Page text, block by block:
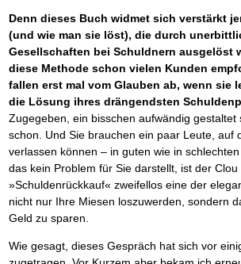
Denn dieses Buch widmet sich verstärkt
(und wie man sie löst), die durch
Gesellschaften bei Schuldnern ausgelöst
diese Methode schon vielen Kunden
fallen erst mal vom Glauben ab, wenn sie
die Lösung ihres drängendsten
Zugegeben, ein bisschen aufwändig gestaltet
schon. Und Sie brauchen ein paar Leute, auf
verlassen können – in guten wie in
das kein Problem für Sie darstellt, ist der Clou
»Schuldenrückkauf« zweifellos eine der
nicht nur Ihre Miesen loszuwerden, sondern
Geld zu sparen.
Wie gesagt, dieses Gespräch hat sich vor